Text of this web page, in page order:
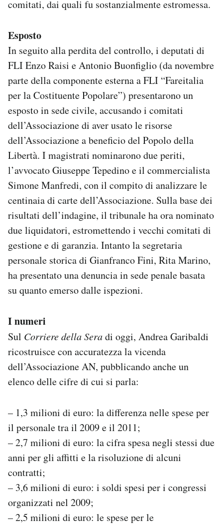
comitati, dai quali fu sostanzialmente estromessa.
Esposto
In seguito alla perdita del controllo, i deputati di
FLI Enzo Raisi e Antonio Buonfiglio (da novembre
parte della componente esterna a FLI “Fareitalia
per la Costituente Popolare”) presentarono un
esposto in sede civile, accusando i comitati
dell’Associazione di aver usato le risorse
dell’Associazione a beneficio del Popolo della
Libertà. I magistrati nominarono due periti,
l’avvocato Giuseppe Tepedino e il commercialista
Simone Manfredi, con il compito di analizzare le
centinaia di carte dell’Associazione. Sulla base dei
risultati dell’indagine, il tribunale ha ora nominato
due liquidatori, estromettendo i vecchi comitati di
gestione e di garanzia. Intanto la segretaria
personale storica di Gianfranco Fini, Rita Marino,
ha presentato una denuncia in sede penale basata
su quanto emerso dalle ispezioni.
I numeri
Sul Corriere della Seradi oggi, Andrea Garibaldi
ricostruisce con accuratezza la vicenda
dell’Associazione AN, pubblicando anche un
elenco delle cifre di cui si parla:
– 1,3 milioni di euro: la differenza nelle spese per
il personale tra il 2009 e il 2011;
– 2,7 milioni di euro: la cifra spesa negli stessi due
anni per gli affitti e la risoluzione di alcuni
contratti;
– 3,6 milioni di euro: i soldi spesi per i congressi
organizzati nel 2009;
– 2,5 milioni di euro: le spese per le